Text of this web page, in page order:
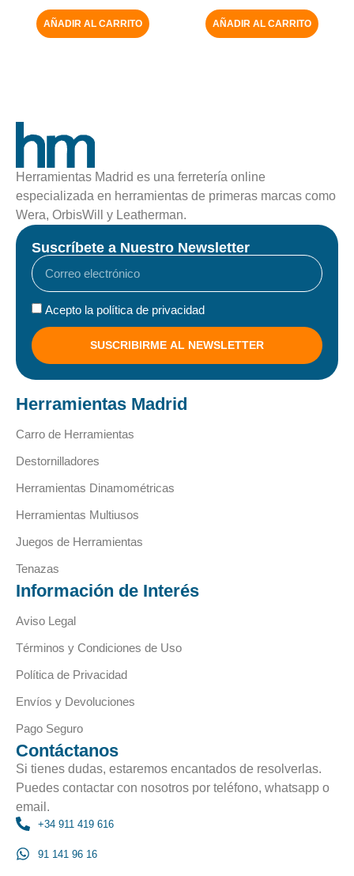
AÑADIR AL CARRITO AÑADIR AL CARRITO
Herramientas Madrid es una ferretería online
especializada en herramientas de primeras marcas como
Wera, OrbisWill y Leatherman.
Suscríbete a Nuestro Newsletter
Acepto la política de privacidad
SUSCRIBIRME AL NEWSLETTER
Herramientas Madrid
Carro de Herramientas
Destornilladores
Herramientas Dinamométricas
Herramientas Multiusos
Juegos de Herramientas
Tenazas
Información de Interés
Aviso Legal
Términos y Condiciones de Uso
Política de Privacidad
Envíos y Devoluciones
Pago Seguro
Contáctanos
Si tienes dudas, estaremos encantados de resolverlas.
Puedes contactar con nosotros por teléfono, whatsapp o
email.
+34 911 419 616
91 141 96 16